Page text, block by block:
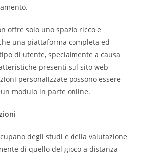
offre solo uno spazio ricco e
una piattaforma completa ed
di utente, specialmente a causa
presenti sul sito web
personalizzate possono essere
modulo in parte online.
degli studi e della valutazione
di quello del gioco a distanza